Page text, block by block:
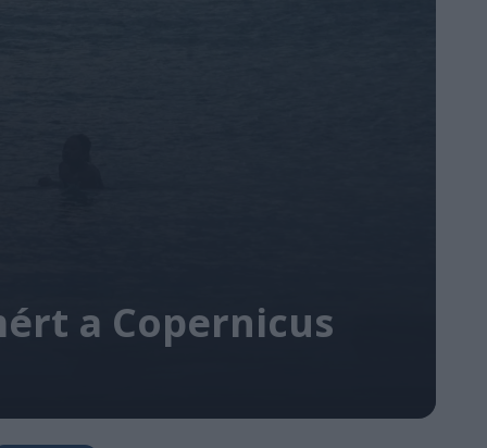
a Copernicus